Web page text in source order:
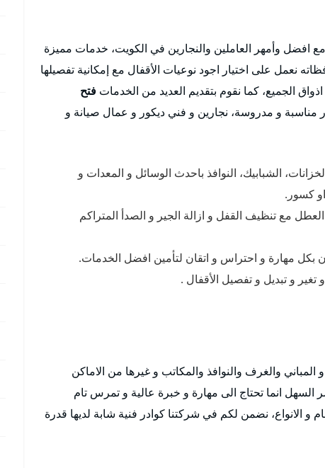
افضل وأمهر العاملين والنجارين في الكويت، خدمات مميزة
نعمل على اختيار اجود نوعيات الأقفال مع إمكانية تفصيلها
الجميع، كما نقوم بتقديم العديد من الخدمات فتح
و مدروسة، نجارين و فني ديكور و عمال صيانة و
الشبابيك، النوافذ باحدث الوسائل و المعدات و
كسور.
مع تنظيف القفل و ازالة الجير و الصدأ المتراكم
بكل مهارة و احتراس و اتقان لتأمين افضل الخدمات.
و تبديل و تفصيل الأقفال .
المباني والغرف والنوافذ والمكاتب و غيرها من الاماكن
السهل انما تحتاج الى مهارة و خبرة عالية و تمرس تام
و الانواع، نضمن لكم في شركتنا كوادر فنية شابة لديها قدرة